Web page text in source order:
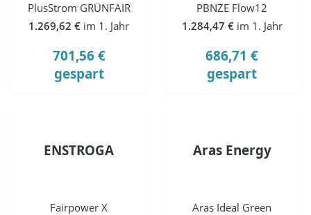
PlusStrom GRÜNFAIR
1.269,62 € im 1. Jahr
701,56 €
gespart
PBNZE Flow12
1.284,47 € im 1. Jahr
686,71 €
gespart
ENSTROGA
Fairpower X
Aras Energy
Aras Ideal Green